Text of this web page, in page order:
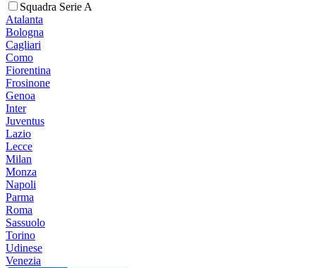
Squadra Serie A
Atalanta
Bologna
Cagliari
Como
Fiorentina
Frosinone
Genoa
Inter
Juventus
Lazio
Lecce
Milan
Monza
Napoli
Parma
Roma
Sassuolo
Torino
Udinese
Venezia